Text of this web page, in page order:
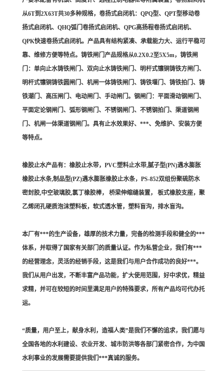
从6T到2X63T共30多种规格，卷扬式启闭机：QPQ型、QPT型移动卷
扬式启闭机、QHQ弧门卷扬式启闭机、QPG高扬程卷扬式启闭机、
QPK快速卷扬式启闭机。产品具有结构紧凑、承载能力大、运行平稳可
靠、维修方便等特点。铸铁闸门产品规格从0.2X0.2至5X5m，铸铁闸
门：单向止水铸铁闸门、双向止水铸铁闸门、明杆式镶铜铸铁方闸门、
明杆式镶铜铸铁圆闸门、机闸一体铸铁闸门、铸铁堰门、铸铁拍门、铸
铁潮门、高压闸门、电动闸门、手动闸门。钢闸门：平面滑动钢闸门、
平面定论钢闸门、弧形钢闸门、不锈钢闸门、不锈钢拍门、渠道钢闸
门、机闸一体渠道钢闸门。具有止水效果好、***、免维护、安装方便
等特点。
橡胶止水产品有：橡胶止水带，PVC塑料止水带,腻子型(PN)遇水膨胀
橡胶止水条,制品型(PZ)遇水膨胀橡胶止水条，PS-852双组份聚硫防水
密封胶,中空玻璃胶,氯丁橡胶棒， 桥梁伸缩缝装置， 板式橡胶支座，聚
乙烯闭孔硬质泡沫塑料板，软式透水管，塑料盲沟，排水盲沟。
本厂有***的生产设备，雄厚的技术力量，完备的检测手段和健全的***
体系，并取得了国家有关部门的质量认证。作为私营企业，我们有***
的经营理念，灵活的经销手段，这是我们与用户合作成功的良好***。
我们从用户出发，不断丰富产品功能，扩大使用范围，好中求优，精益
求精，并可在较短的时间里满足用户的特殊要求，所有产品均可代办托
运。
“质量，用户至上，献身水利，造福人类”是我们不懈的追求，我们愿与
全国各地的水利建设、农业开发、城市防洪等各部门紧密合作，为中国
水利事业的发展需要提供我们***真诚的服务。